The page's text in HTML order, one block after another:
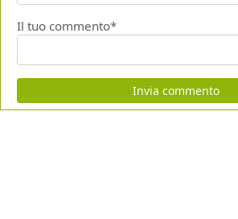
Il tuo commento*
Invia commento